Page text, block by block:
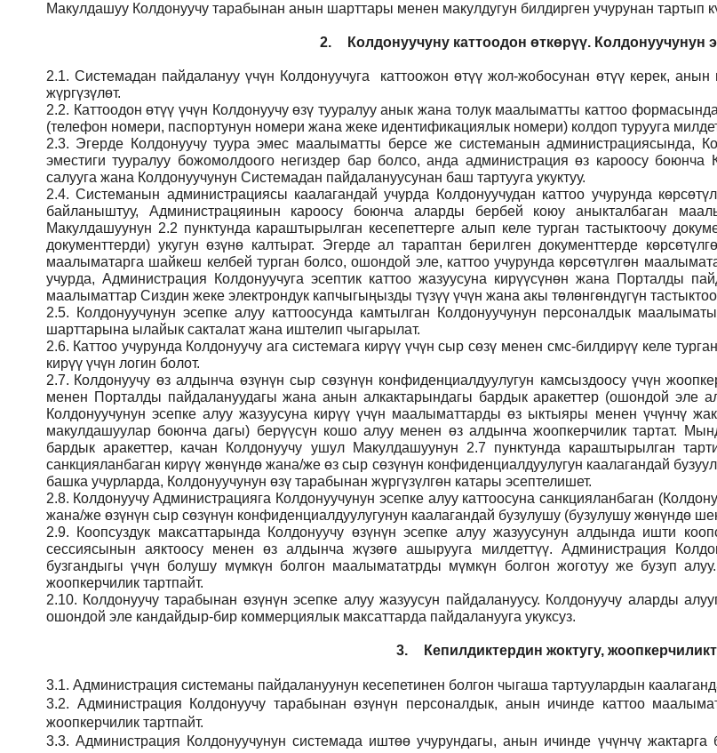
Макулдашуу Колдонуучу тарабынан анын шарттары менен макулдугун билдирген учурунан тартып
2. Колдонуучуну каттоодон өткөрүү. Колдонуучунун
2.1. Системадан пайдалануу үчүн Колдонуучуга каттоожон өтүү жол-жобосунан өтүү керек,
жүргүзүлөт.
2.2. Каттоодон өтүү үчүн Колдонуучу өзү тууралуу анык жана толук маалыматты каттоо
(телефон номери, паспортунун номери жана жеке идентификациялык номери) колдоп турууга
2.3. Эгерде Колдонуучу туура эмес маалыматты берсе же системанын администрациясында,
эместиги тууралуу божомолдоого негиздер бар болсо, анда администрация өз кароосу боюнча
салууга жана Колдонуучунун Системадан пайдалануусунан баш тартууга укуктуу.
2.4.Системанын администрациясы каалагандай учурда Колдонуучудан каттоо учурунда
байланыштуу, Администрацяинын кароосу боюнча аларды бербей коюу аныкталбаган
Макулдашуунун 2.2 пунктунда караштырылган кесепеттерге алып келе турган тастыктоочу
документтерди) укугун өзүнө калтырат. Эгерде ал тараптан берилген документтерде
маалыматарга шайкеш келбей турган болсо, ошондой эле, каттоо учурунда көрсөтүлгөн
учурда, Администрация Колдонуучуга эсептик каттоо жазуусуна кирүүсүнөн жана Порталды
маалыматтар Сиздин жеке электрондук капчыгыңызды түзүү үчүн жана акы төлөнгөндүгүн
2.5.
Колдонуучунун эсепке алуу каттоосунда камтылган Колдонуучунун персоналдык
шарттарына ылайык сакталат жана иштелип чыгарылат.
2.6. Каттоо учурунда Колдонуучу ага системага кирүү үчүн сыр сөзү менен смс-билдирүү келе
кирүү үчүн логин болот.
2.7. Колдонуучу өз алдынча өзүнүн сыр сөзүнүн конфиденциалдуулугун камсыздоосу үчүн
менен Порталды пайдалануудагы жана анын алкактарындагы бардык аракеттер (ошондой эле
Колдонуучунун эсепке алуу жазуусуна кирүү үчүн маалыматтарды өз ыктыяры менен үчүнчү
макулдашуулар боюнча дагы) берүүсүн кошо алуу менен өз алдынча жоопкерчилик тартат.
бардык аракеттер, качан Колдонуучу ушул Макулдашуунун 2.7 пунктунда караштырылган
санкцияланбаган кирүү жөнүндө жана/же өз сыр сөзүнүн конфиденциалдуулугун каалагандай
башка учурларда, Колдонуучунун өзү тарабынан жүргүзүлгөн катары эсептелишет.
2.8. Колдонуучу Администрацияга Колдонуучунун эсепке алуу каттоосуна санкцияланбаган
жана/же өзүнүн сыр сөзүнүн конфиденциалдуулугунун каалагандай бузулушу (бузулушу жөнүндө
2.9. Коопсуздук максаттарында Колдонуучу өзүнүн эсепке алуу жазуусунун алдында ишти
сессиясынын аяктоосу менен өз алдынча жүзөгө ашырууга милдеттүү. Администрация
бузгандыгы үчүн болушу мүмкүн болгон маалымататрды мүмкүн болгон жоготуу же бузуп
жоопкерчилик тартпайт.
2.10. Колдонуучу тарабынан өзүнүн эсепке алуу жазуусун пайдалануусу. Колдонуучу аларды
ошондой эле кандайдыр-бир коммерциялык максаттарда пайдаланууга укуксуз.
3. Кепилдиктердин жоктугу,
3.1. Администрация системаны пайдалануунун кесепетинен болгон чыгаша тартуулардын
3.2. Администрация
Колдонуучу тарабынан өзүнүн персоналдык, анын ичинде каттоо
жоопкерчилик тартпайт.
3.3.Администрация Колдонуучунун системада иштөө учурундагы, анын ичинде үчүнчү жактарга